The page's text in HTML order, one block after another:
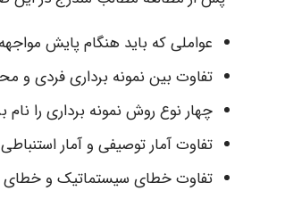
عواملی که باید هنگام پایش
تفاوت بین نمونه برداری فردی و
چهار نوع روش نمونه برداری را
تفاوت آمار توصیفی و آمار
تفاوت خطای سیستماتیک و خطای